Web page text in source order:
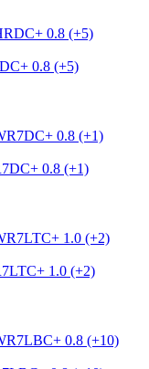
0.8 (+5)
0.8 (+1)
1.0 (+2)